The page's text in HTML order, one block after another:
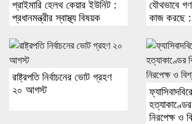
প্রাইমারি হেলথ কেয়ার ইউনিট :
প্রধানমন্ত্রীর স্বাস্থ্য বিষয়ক
যৌথভাবে
কাজ করছে :
রাষ্ট্রপতি নির্বাচনের ভোট গ্রহণ
২০ আগস্ট
নিরপেক্ষ ও